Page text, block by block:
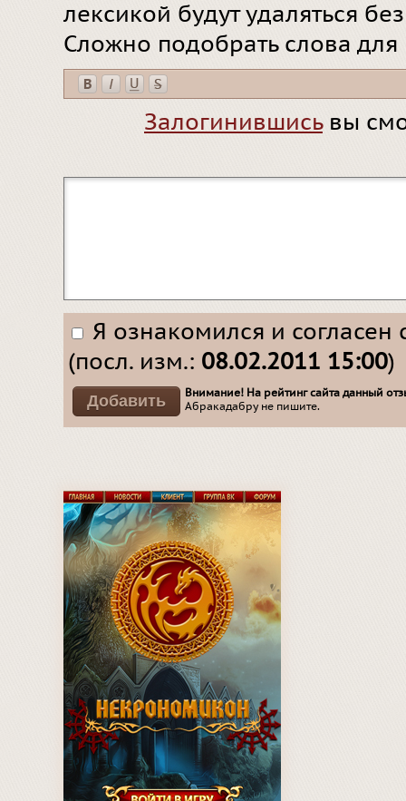
лексикой будут удаляться
Сложно подобрать слова
Залогинившисьвы
Я ознакомился и согласен
(посл. изм.: 08.02.2011 15:00)
Внимание! На рейтинг сайта данный
Абракадабру не пишите.